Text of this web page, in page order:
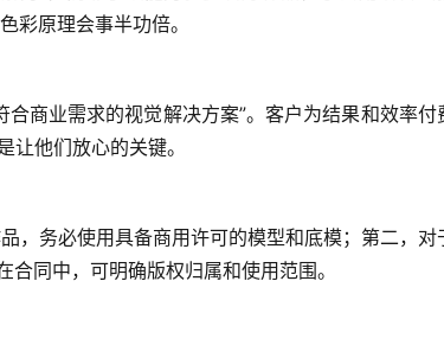
彩原理会事半功倍。
合商业需求的视觉解决方案”。客户为结果和效率付
他们放心的关键。
， 务必使用具备商用许可的模型和底模；第二，对
同中，可明确版权归属和使用范围。